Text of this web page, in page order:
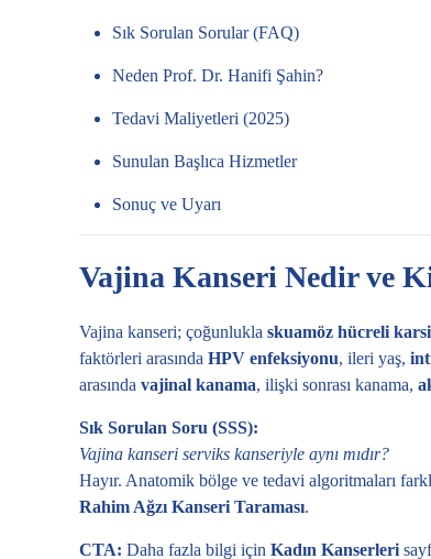
Sık Sorulan Sorular (FAQ)
Neden Prof. Dr. Hanifi Şahin?
Tedavi Maliyetleri (2025)
Sunulan Başlıca Hizmetler
Sonuç ve Uyarı
Vajina Kanseri Nedir ve
Vajina kanseri; çoğunlukla skuamöz hücreli
faktörleri arasında HPV enfeksiyonu, ileri yaş,
arasında vajinal kanama, ilişki sonrası kanama,
Sık Sorulan Soru (SSS):
Vajina kanseri serviks kanseriyle aynı mıdır?
Hayır. Anatomik bölge ve tedavi algoritmaları
Rahim Ağzı Kanseri Taraması.
CTA: Daha fazla bilgi için Kadın Kanserleri